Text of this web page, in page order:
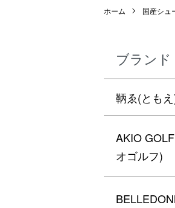
ホーム 国産シュ
ブランド
鞆ゑ(とも
AKIO
オゴルフ)